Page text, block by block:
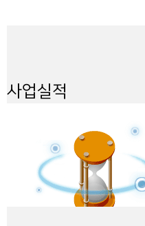
사업실적